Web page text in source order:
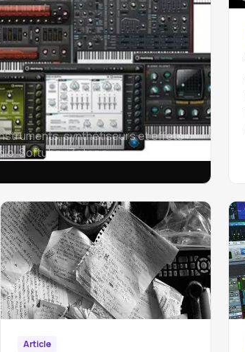
synthétiseurs et effets :
Softube, iZotope.
Article